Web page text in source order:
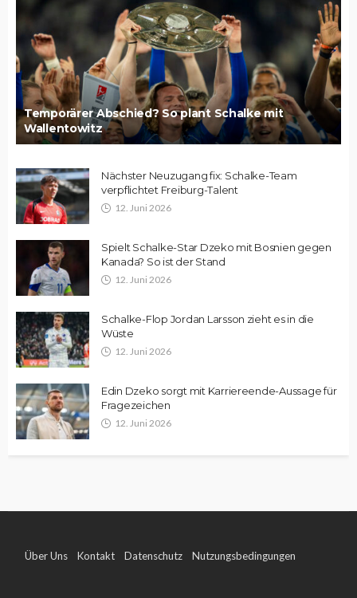
Temporärer Abschied? So plant Schalke mit
Wallentowitz
Nächster Neuzugang fix: Schalke-Team
verpflichtet Freiburg-Talent
12. Juni 2026
Spielt Schalke-Star Dzeko mit Bosnien gegen
Kanada? So ist der Stand
12. Juni 2026
Schalke-Flop Jordan Larsson zieht es in die
Wüste
12. Juni 2026
Edin Dzeko sorgt mit Karriereende-Aussage für
Fragezeichen
12. Juni 2026
Über Uns Kontakt Datenschutz Nutzungsbedingungen